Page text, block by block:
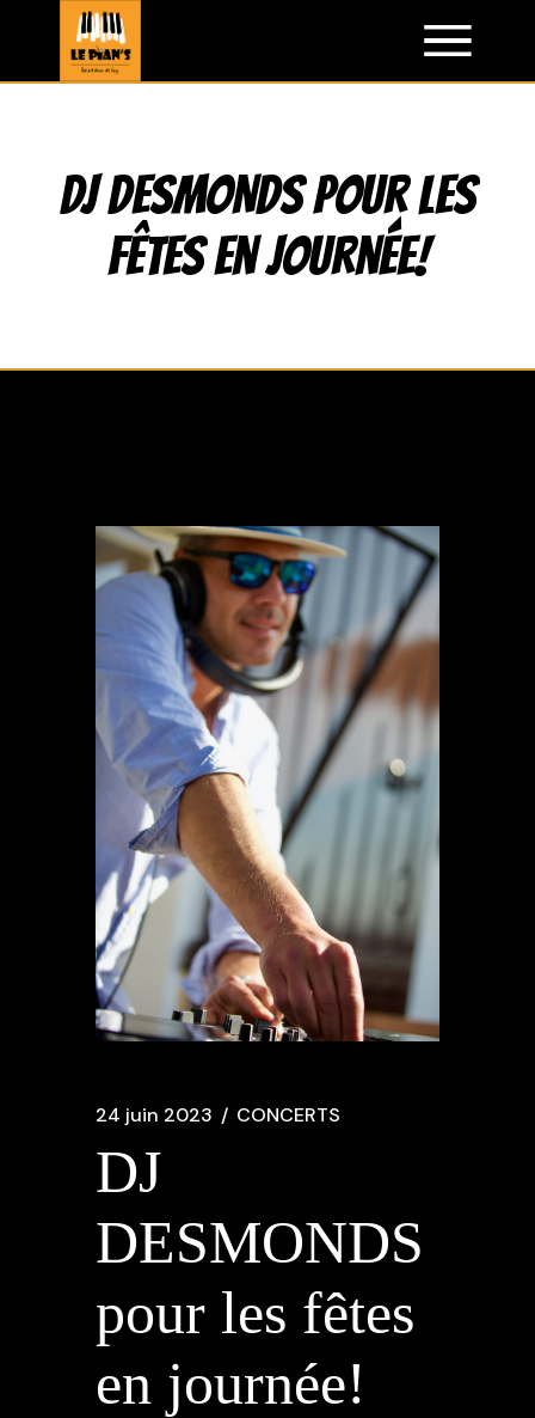
contenu
DJ DESMONDS pour les
fêtes en journée!
24 juin 2023 CONCERTS
DJ
DESMONDS
pour les fêtes
en journée!